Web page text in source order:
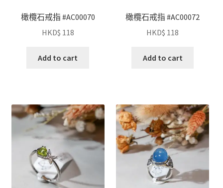
橄欖石戒指 #AC00070
HKD$ 118
Add to cart
橄欖石戒指 #AC00072
HKD$ 118
Add to cart